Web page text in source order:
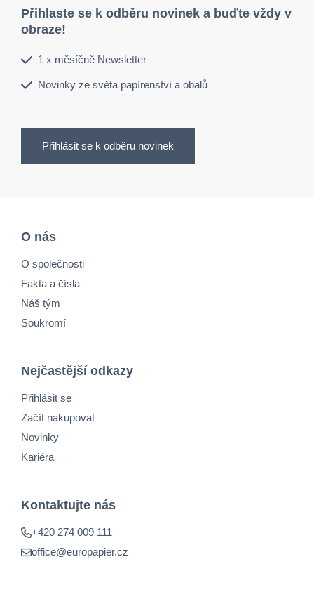
Přihlaste se k odběru novinek a buďte vždy v
obraze!
1 x měsíčně Newsletter
Novinky ze světa papírenství a obalů
Přihlásit se k odběru novinek
O nás
O společnosti
Fakta a čísla
Náš tým
Soukromí
Nejčastější odkazy
Přihlásit se
Začít nakupovat
Novinky
Kariéra
Kontaktujte nás
+420 274 009 111
office@europapier.cz